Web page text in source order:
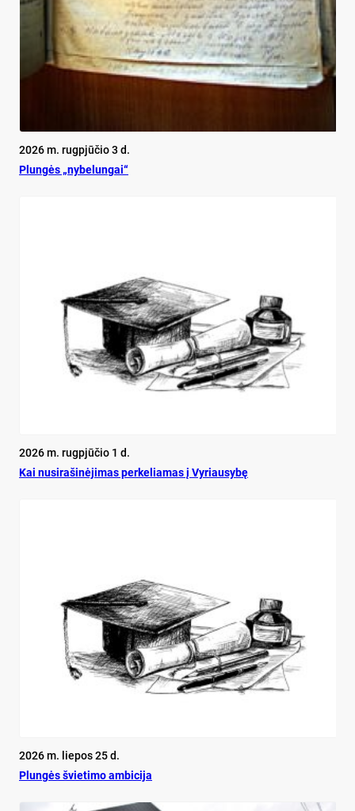
2026 m. rugpjūčio 3 d.
Plun­gės „ny­be­lun­gai“
2026 m. rugpjūčio 1 d.
Kai nu­si­ra­ši­nė­ji­mas per­ke­lia­mas į Vy­riau­sy­bę
2026 m. liepos 25 d.
Plun­gės švie­ti­mo am­bi­ci­ja